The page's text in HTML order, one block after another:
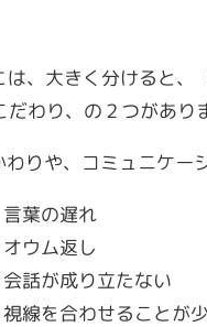
は、大きく分けると、
わり、の２つがあり
わりや、コミュニケー
言葉の遅れ
オウム返し
会話が成り立たない
視線を合わせることが